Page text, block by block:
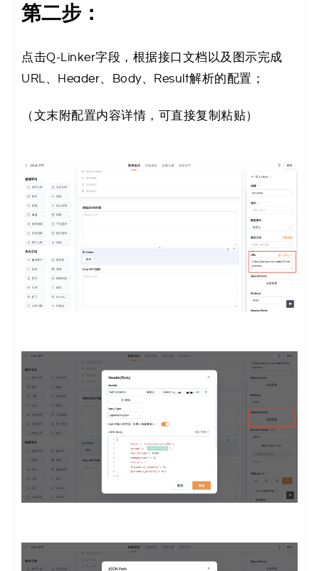
第二步：
点击Q-Linker字段，根据接口文档以及图示完成
URL、Header、Body、Result解析的配置；
（文末附配置内容详情，可直接复制粘贴）